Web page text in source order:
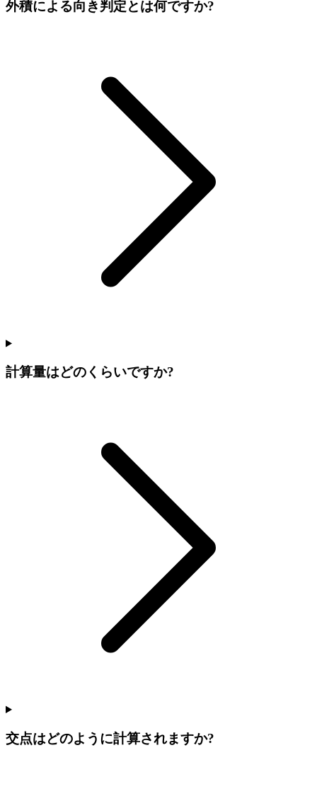
外積による向き判定とは何ですか?
計算量はどのくらいですか?
交点はどのように計算されますか?